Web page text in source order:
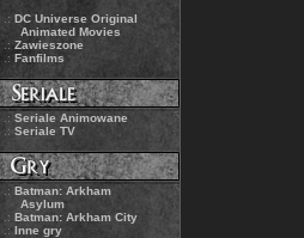
.: DC Universe Original
Animated Movies
.: Zawieszone
.: Fanfilms
.: Seriale Animowane
.: Seriale TV
.: Batman: Arkham
Asylum
.: Batman: Arkham City
.:Inne gry